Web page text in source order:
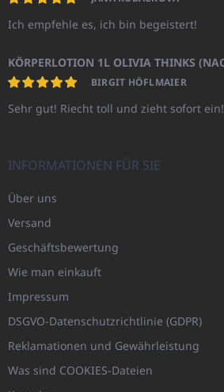
Ich empfehle es, ich bin begeistert!
BIRGIT HÖFLMAIER
Sehr gut! Riecht toll und zieht sofort ein!
INFORMATIONEN FÜR SIE
Über uns
Versand
Geschäftsbewertung
Wie man einkauft
Impressum
DSGVO-Datenschutzrichtlinie (GDPR)
Reklamationen und Gewährleistung
Was sind COOKIES-Dateien